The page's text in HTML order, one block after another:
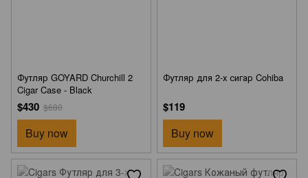
Футляр GOYARD Churchill 2
Cigar Case - Black
$430 $680
Buy now
Футляр для 2-х сигар Cohiba
$119
Buy now